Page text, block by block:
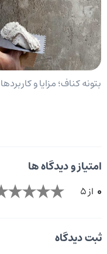
بتونه کناف؛ مزایا و کاربردها
امتیاز و دیدگاه ها
0 از 5
ثبت دیدگاه